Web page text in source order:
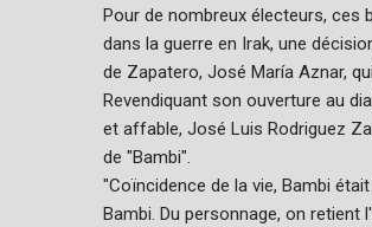
Pour de nombreux électeurs, ces
dans la guerre en Irak, une
de Zapatero, José María Aznar,
Revendiquant son ouverture au
et affable, José Luis Rodriguez
de "Bambi".
"Coïncidence de la vie, Bambi
Bambi. Du personnage, on retient